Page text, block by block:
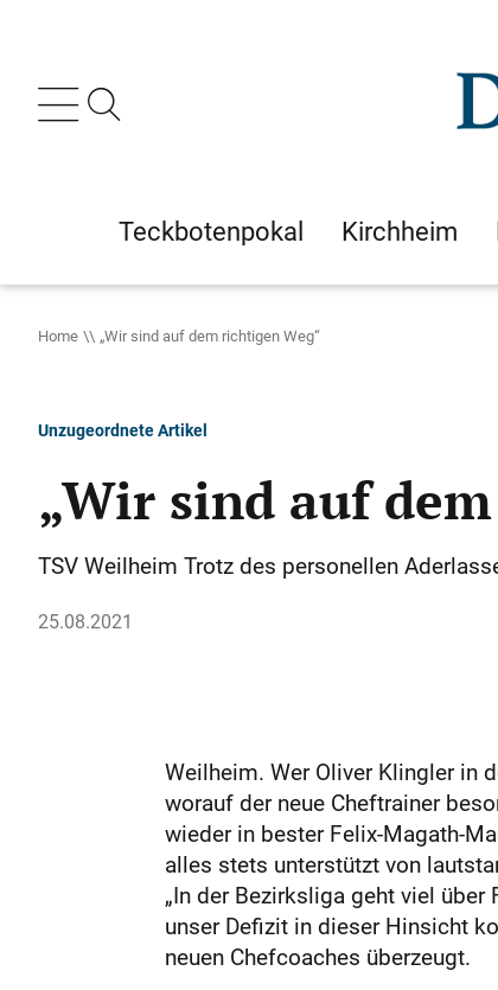
Teckbotenpokal Kirchheim
Home „Wir sind auf dem richtigen Weg“
Unzugeordnete Artikel
„Wir sind auf
TSV Weilheim Trotz des personellen
25.08.2021
Weilheim. Wer Oliver Klingler in
worauf der neue Cheftrainer
wieder in bester Felix-Magath-
alles stets unterstützt von
„In der Bezirksliga geht viel
unser Defizit in dieser Hinsicht
neuen Chefcoaches überzeugt.